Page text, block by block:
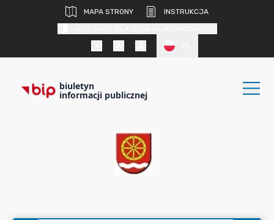
MAPA STRONY
INSTRUKCJA
biuletyn
informacji publicznej